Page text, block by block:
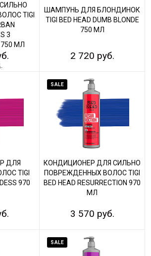
TIGI
3
750 МЛ
ШАМПУНЬ ДЛЯ БЛОНДИНОК
TIGI BED HEAD DUMB BLONDE
750 МЛ
2 720 руб.
ДЛЯ
TIGI
970
SALE
КОНДИЦИОНЕР ДЛЯ СИЛЬНО
ПОВРЕЖДЕННЫХ ВОЛОС TIGI
BED HEAD RESURRECTION 970
МЛ
3 570 руб.
SALE